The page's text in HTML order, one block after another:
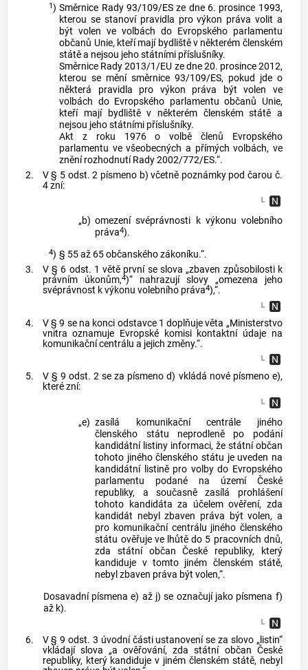
1) Směrnice Rady 93/109/ES ze dne 6. prosince 1993,
kterou se stanoví pravidla pro výkon práva volit a
být volen ve volbách do Evropského parlamentu
občanů Unie, kteří mají bydliště v některém členském
státě a nejsou jeho státními příslušníky.
Směrnice Rady 2013/1/EU ze dne 20. prosince 2012,
kterou se mění směrnice 93/109/ES, pokud jde o
některá pravidla pro výkon práva být volen ve
volbách do Evropského parlamentu občanů Unie,
kteří mají bydliště v některém členském státě a
nejsou jeho státními příslušníky.
Akt z roku 1976 o volbě členů Evropského
parlamentu ve všeobecných a přímých volbách, ve
znění rozhodnutí Rady 2002/772/ES.“.
2.
V § 5 odst. 2 písmeno b) včetně poznámky pod čarou č.
4 zní:
„b) omezení svéprávnosti k výkonu volebního
práva4).
4) § 55 až 65 občanského zákoníku.“.
3.
V § 6 odst. 1 větě první se slova „zbaven způsobilosti k
právním úkonům,4)“ nahrazují slovy „omezena jeho
svéprávnost k výkonu volebního práva4),“.
4.
V § 9 se na konci odstavce 1 doplňuje věta „Ministerstvo
vnitra oznamuje Evropské komisi kontaktní údaje na
komunikační centrálu a jejich změny.“.
5.
V § 9 odst. 2 se za písmeno d) vkládá nové písmeno e),
které zní:
„e) zasílá komunikační centrále jiného
členského státu neprodleně po podání
kandidátní listiny informaci, že státní občan
tohoto jiného členského státu je uveden na
kandidátní listině pro volby do Evropského
parlamentu podané na území České
republiky, a současně zasílá prohlášení
tohoto kandidáta za účelem ověření, zda
kandidát nebyl zbaven práva být volen, a
pro komunikační centrálu jiného členského
státu ověřuje ve lhůtě do 5 pracovních dnů,
zda státní občan České republiky, který
kandiduje v tomto jiném členském státě,
nebyl zbaven práva být volen,“.
Dosavadní písmena e) až j) se označují jako písmena f)
až k).
6.
V § 9 odst. 3 úvodní části ustanovení se za slovo „listin“
vkládají slova „a ověřování, zda státní občan České
republiky, který kandiduje v jiném členském státě, nebyl